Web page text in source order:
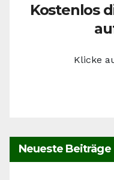
Kostenlos
Klicke
Neueste Beiträge